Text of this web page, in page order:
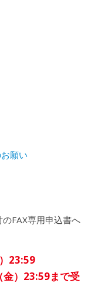
願い
FAX専用申込書へ
23:59
）23:59まで受